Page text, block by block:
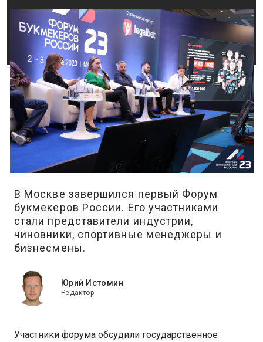
В Москве завершился первый Форум
букмекеров России. Его участниками
стали представители индустрии,
чиновники, спортивные менеджеры и
бизнесмены.
Юрий Истомин
Редактор
Участники форума обсудили государственное